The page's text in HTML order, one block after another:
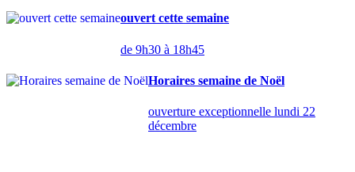
ouvert cette semaine
de 9h30 à 18h45
Horaires semaine de Noël
ouverture exceptionnelle lundi 22
décembre